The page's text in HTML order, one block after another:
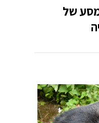
מסע של